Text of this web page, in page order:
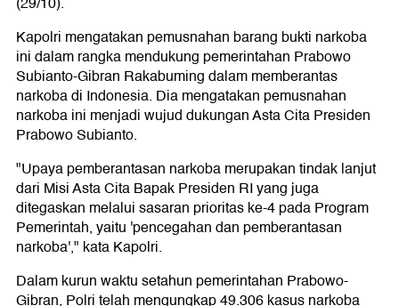
Kapolri mengatakan pemusnahan barang bukti narkoba
ini dalam rangka mendukung pemerintahan Prabowo
Subianto-Gibran Rakabuming dalam memberantas
narkoba di Indonesia. Dia mengatakan pemusnahan
narkoba ini menjadi wujud dukungan Asta Cita Presiden
Prabowo Subianto.
"Upaya pemberantasan narkoba merupakan tindak lanjut
dari Misi Asta Cita Bapak Presiden RI yang juga
ditegaskan melalui sasaran prioritas ke-4 pada Program
Pemerintah, yaitu 'pencegahan dan pemberantasan
narkoba'," kata Kapolri.
Dalam kurun waktu setahun pemerintahan Prabowo-
Gibran, Polri telah mengungkap 49.306 kasus narkoba